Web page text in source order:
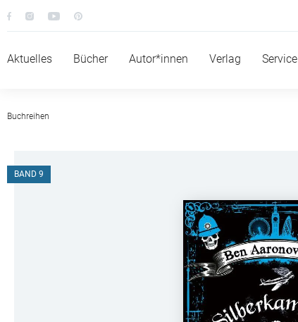
Aktuelles Bücher Autor*innen Verlag Service
Buchreihen
BAND 9